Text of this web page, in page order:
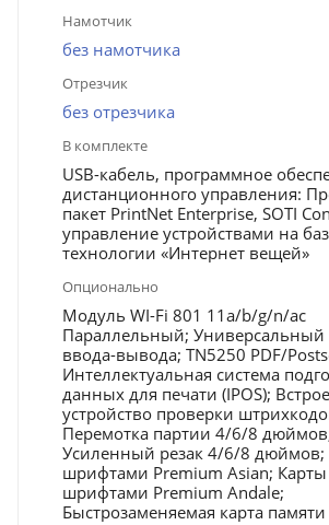
Намотчик
без намотчика
Отрезчик
без отрезчика
В комплекте
USB-кабель, программное
дистанционного управления:
пакет PrintNet Enterprise, SOTI
управление устройствами на
технологии «Интернет вещей»
Опционально
Модуль WI-Fi 801 11a/b/g/n/ac
Параллельный; Универсальный
ввода-вывода; TN5250 PDF/
Интеллектуальная система
данных для печати (IPOS);
устройство проверки
Перемотка партии 4/6/8
Усиленный резак 4/6/8 дюймов;
шрифтами Premium Asian; Карты
шрифтами Premium Andale;
Быстрозаменяемая карта памяти